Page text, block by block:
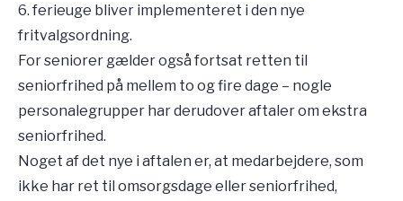
6. ferieuge bliver implementeret i den nye
fritvalgsordning.
For seniorer gælder også fortsat retten til
seniorfrihed på mellem to og fire dage – nogle
personalegrupper har derudover aftaler om ekstra
seniorfrihed.
Noget af det nye i aftalen er, at medarbejdere, som
ikke har ret til omsorgsdage eller seniorfrihed,